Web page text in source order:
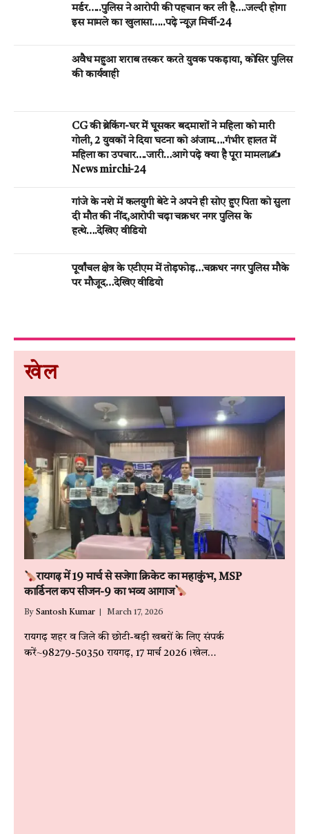
मर्डर…..पुलिस ने आरोपी की पहचान कर ली है….जल्दी होगा
इस मामले का खुलासा…..पढ़े न्यूज़ मिर्ची-24
अवैध महुआ शराब तस्कर करते युवक पकड़ाया, कोसिर पुलिस
की कार्यवाही
CG की ब्रेकिंग-घर मेें घूसकर बदमाशों ने महिला को मारी
गोली, 2 युवकों ने दिया घटना को अंजाम….गंभीर हालत में
महिला का उपचार….जारी…आगे पढ़े क्या है पूरा मामला✍️
News mirchi-24
गांजे के नशे में कलयुगी बेटे ने अपने ही सोए हुए पिता को सुला
दी मौत की नींद,आरोपी चढ़ा चक्रधर नगर पुलिस के
हत्थे….देखिए वीडियो
पूर्वांचल क्षेत्र के एटीएम में तोड़फोड़…चक्रधर नगर पुलिस मौके
पर मौजूद…देखिए वीडियो
खेल
रायगढ़ में 19 मार्च से सजेगा क्रिकेट का महाकुंभ, MSP
कार्डिनल कप सीजन-9 का भव्य आगाज
By Santosh Kumar March 17, 2026
रायगढ़ शहर व जिले की छोटी-बड़ी खबरों के लिए संपर्क
करें~98279-50350 रायगढ़, 17 मार्च 2026।खेल…